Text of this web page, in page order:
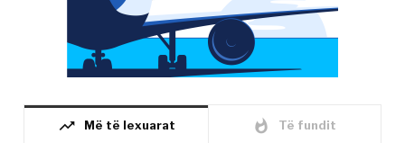
trending_up Më të lexuarat whatshot Të fundit